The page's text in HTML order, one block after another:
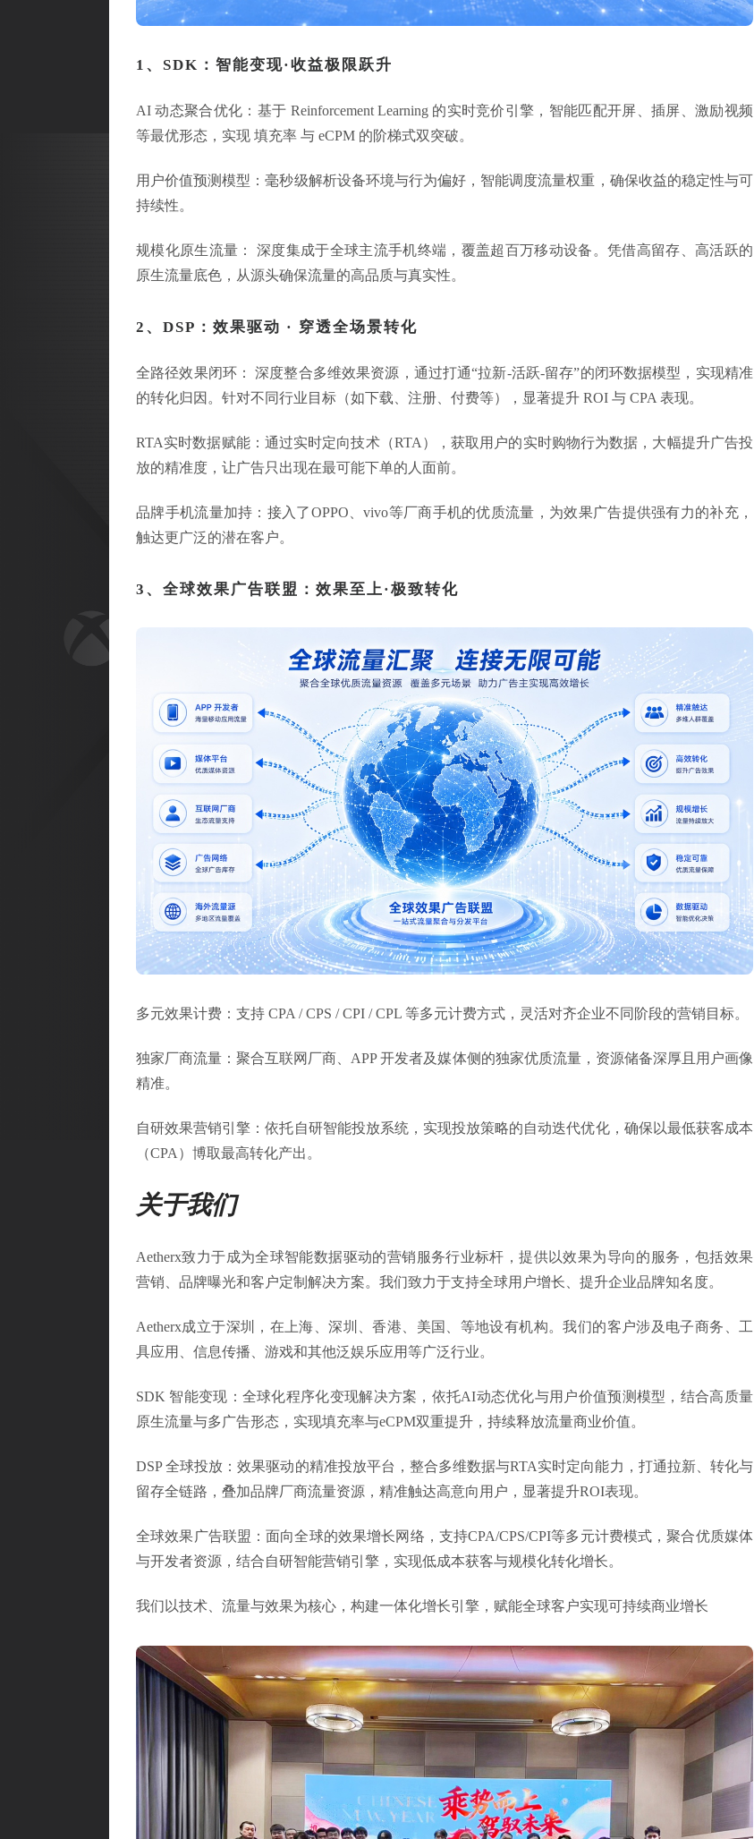
1、SDK：智能变现·收益极限跃升
AI 动态聚合优化：基于 Reinforcement Learning 的实时竞价引擎，智能匹配开屏、插屏、激励视频
等最优形态，实现 填充率 与 eCPM 的阶梯式双突破。
用户价值预测模型：毫秒级解析设备环境与行为偏好，智能调度流量权重，确保收益的稳定性与可
持续性。
规模化原生流量： 深度集成于全球主流手机终端，覆盖超百万移动设备。凭借高留存、高活跃的
原生流量底色，从源头确保流量的高品质与真实性。
2、DSP：效果驱动 · 穿透全场景转化
全路径效果闭环： 深度整合多维效果资源，通过打通“拉新-活跃-留存”的闭环数据模型，实现精准
的转化归因。针对不同行业目标（如下载、注册、付费等），显著提升 ROI 与 CPA 表现。
RTA实时数据赋能：通过实时定向技术（RTA），获取用户的实时购物行为数据，大幅提升广告投
放的精准度，让广告只出现在最可能下单的人面前。
品牌手机流量加持：接入了OPPO、vivo等厂商手机的优质流量，为效果广告提供强有力的补充，
触达更广泛的潜在客户。
3、全球效果广告联盟：效果至上·极致转化
多元效果计费：支持 CPA / CPS / CPI / CPL 等多元计费方式，灵活对齐企业不同阶段的营销目标。
独家厂商流量：聚合互联网厂商、APP 开发者及媒体侧的独家优质流量，资源储备深厚且用户画像
精准。
自研效果营销引擎：依托自研智能投放系统，实现投放策略的自动迭代优化，确保以最低获客成本
（CPA）博取最高转化产出。
关于我们
Aetherx致力于成为全球智能数据驱动的营销服务行业标杆，提供以效果为导向的服务，包括效果
营销、品牌曝光和客户定制解决方案。我们致力于支持全球用户增长、提升企业品牌知名度。
Aetherx成立于深圳，在上海、深圳、香港、美国、等地设有机构。我们的客户涉及电子商务、工
具应用、信息传播、游戏和其他泛娱乐应用等广泛行业。
SDK 智能变现：全球化程序化变现解决方案，依托AI动态优化与用户价值预测模型，结合高质量
原生流量与多广告形态，实现填充率与eCPM双重提升，持续释放流量商业价值。
DSP 全球投放：效果驱动的精准投放平台，整合多维数据与RTA实时定向能力，打通拉新、转化与
留存全链路，叠加品牌厂商流量资源，精准触达高意向用户，显著提升ROI表现。
全球效果广告联盟：面向全球的效果增长网络，支持CPA/CPS/CPI等多元计费模式，聚合优质媒体
与开发者资源，结合自研智能营销引擎，实现低成本获客与规模化转化增长。
我们以技术、流量与效果为核心，构建一体化增长引擎，赋能全球客户实现可持续商业增长